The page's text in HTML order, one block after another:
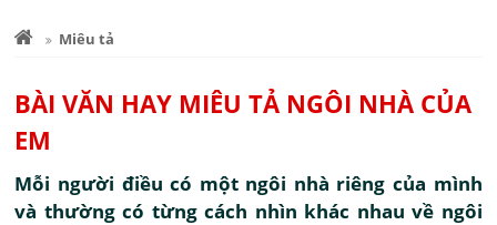
Miêu tả
BÀI VĂN HAY MIÊU TẢ NGÔI NHÀ CỦA
EM
Mỗi người điều có một ngôi nhà riêng của mình
và thường có từng cách nhìn khác nhau về ngôi